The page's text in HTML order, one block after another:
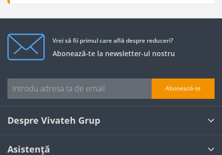
Vrei să fii primul care află despre reduceri?
Abonează-te la newsletter-ul nostru
Abonează-te
Despre Vivateh Grup
Asistență